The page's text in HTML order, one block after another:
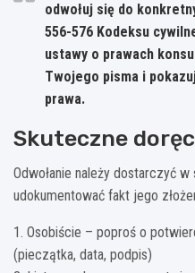
odwołuj się do
556-576 Kodeksu
ustawy o prawach
Twojego pisma i
prawa.
Skuteczne
Odwołanie należy dostarczyć
udokumentować fakt jego
1. Osobiście – poproś o
(pieczątka, data, podpis)